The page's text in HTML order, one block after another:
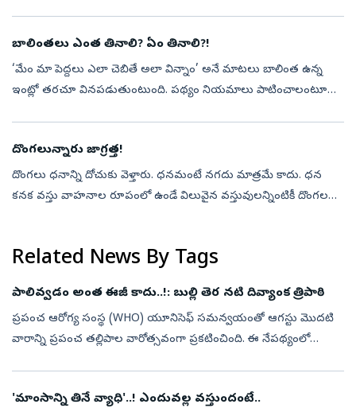
బాలింతలు ఎంత తినాలి? ఏం తినాలి?!
‘మేం మా పెద్దలు ఎలా చెబితే అలా విన్నాం’ అనే మాటలు బాలింత ఉన్న
ఇంట్లో తరచూ వినపడుతుంటుంది. పథ్యం నియమాలు పాటించాలంటూ
దొంగలున్నారు జాగ్రత్త!
దొంగలు ధనాన్ని దోచుకు వెళ్తారు. ధనమంటే నగదు మాత్రమే కాదు. ధన
కనక వస్తు వాహనాల రూపంలో ఉండే విలువైన వస్తువులన్నింటికీ దొంగల
Related News By Tags
పాలివ్వడం అంత ఈజీ కాదు..!: బుల్లి తెర నటి దివ్యాంక త్రిపాఠి
ప్రపంచ ఆరోగ్య సంస్థ (WHO) యూనిసెఫ్ సమన్వయంతో ఆగస్టు మొదటి
వారాన్ని ప్రపంచ తల్లిపాల వారోత్సవంగా ప్రకటించింది. ఈ నేపథ్యంలో
'మాంసాన్ని తినే వ్యాధి'..! ఎందువల్ల వస్తుందంటే..